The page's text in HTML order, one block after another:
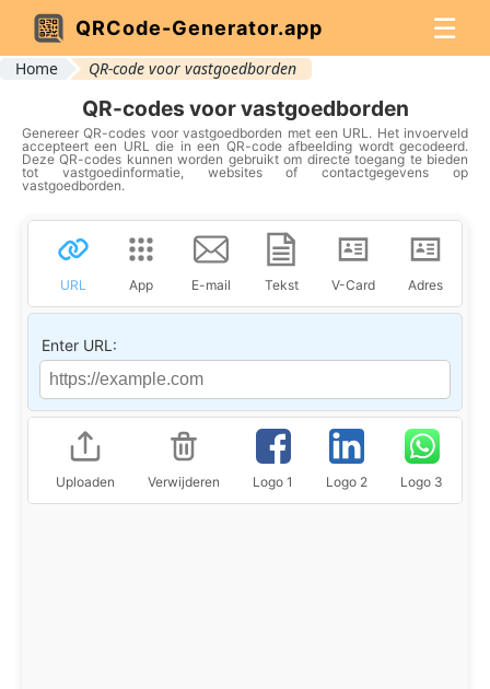
QRCode-Generator.app ☰
Home QR-code voor vastgoedborden
QR-codes voor vastgoedborden
Genereer QR-codes voor vastgoedborden met een URL. Het invoerveld
accepteert een URL die in een QR-code afbeelding wordt gecodeerd.
Deze QR-codes kunnen worden gebruikt om directe toegang te bieden
tot vastgoedinformatie, websites of contactgegevens op
vastgoedborden.
URL App E-mail Tekst V-Card Adres
Enter URL:
Uploaden Verwijderen Logo 1 Logo 2 Logo 3